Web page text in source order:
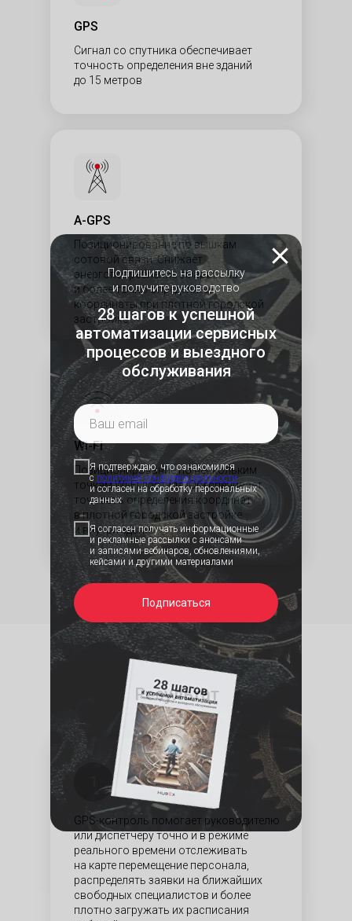
Wi-Fi
А-GPS
Позиционирование по вышкам
сотовой связи. Снижает
энергопотребление смартфона
и более точно определяет
координаты при плотной городской
застройке
GPS
Позиционирование по нескольким
точкам Wi-Fi доступа. Обеспечивает
точность определения координат
в плотной городской застройке
и внутри зданий
Сигнал со спутника обеспечивает
точность определения вне зданий
до 15 метров
Результат
GPS-контроль помогает руководителю
или диспетчеру точно и в режиме
реального времени отслеживать
на карте перемещение персонала,
распределять заявки на ближайших
свободных специалистов и более
плотно загружать их расписания
28 шагов к успешной
автоматизации сервисных
процессов и выездного
обслуживания
Подпишитесь на рассылку
и получите руководство
Я подтверждаю, что ознакомился
с политикой конфиденциальности
и согласен на обработку персональных
данных
Я согласен получать информационные
и рекламные рассылки с анонсами
и записями вебинаров, обновлениями,
кейсами и другими материалами
Подписаться